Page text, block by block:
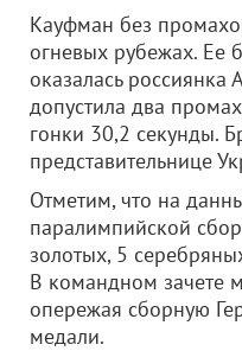
Кауфман без
огневых рубежах. Ее
оказалась
допустила два
гонки 30,2 секунды.
представительнице
Отметим, что на
паралимпийской
золотых, 5
В командном зачете
опережая сборную
медали.